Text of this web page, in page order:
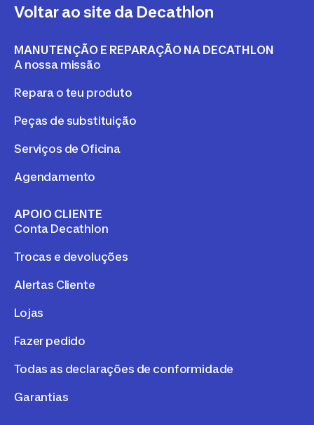
Voltar ao site da Decathlon
MANUTENÇÃO E REPARAÇÃO NA DECATHLON
A nossa missão
Repara o teu produto
Peças de substituição
Serviços de Oficina
Agendamento
APOIO CLIENTE
Conta Decathlon
Trocas e devoluções
Alertas Cliente
Lojas
Fazer pedido
Todas as declarações de conformidade
Garantias